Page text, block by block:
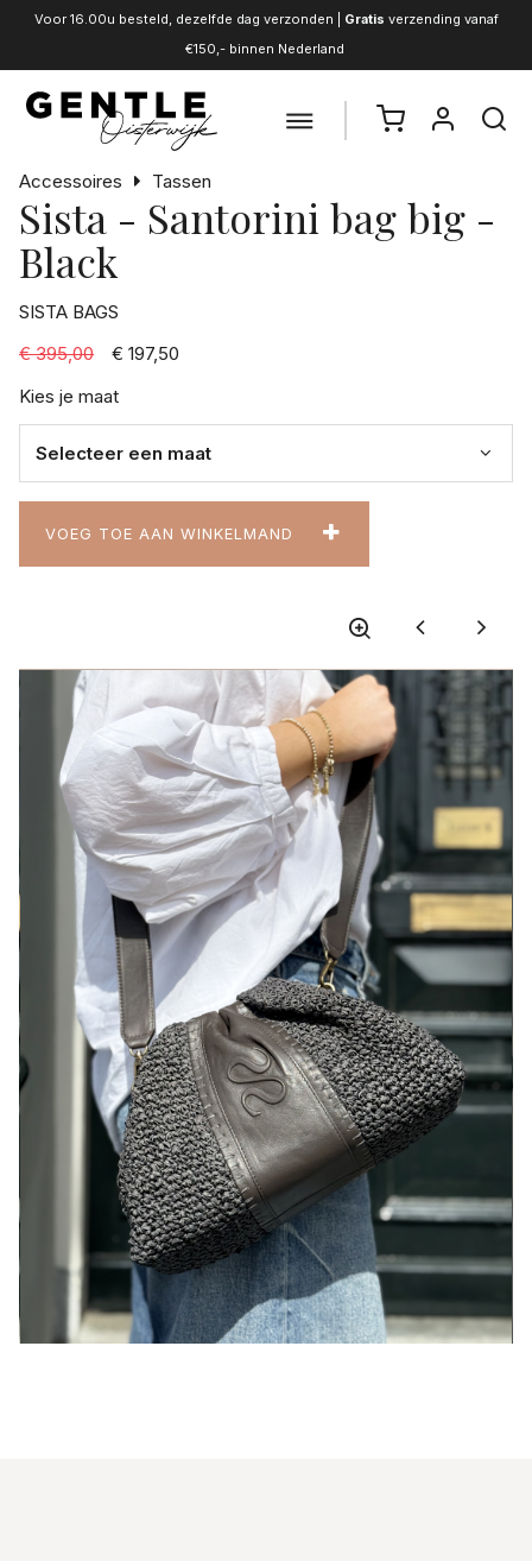
Voor 16.00u besteld, dezelfde dag verzonden | Gratis verzending vanaf
€150,- binnen Nederland
Accessoires Tassen
Sista - Santorini bag big -
Black
SISTA BAGS
€ 395,00
€ 197,50
Kies je maat
VOEG TOE AAN WINKELMAND